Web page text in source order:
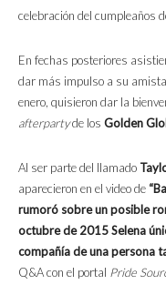
celebración del cumpleaños
En fechas posteriores
dar más impulso a su
enero, quisieron dar la
afterpartyde los Golden
Al ser parte del llamado
aparecieron en el video de
rumoró sobre un posible
octubre de 2015 Selena
compañía de una persona
Q&A con el portal Pride